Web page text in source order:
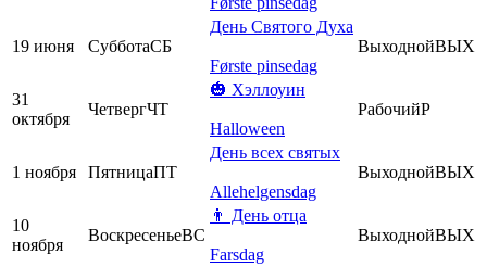
19 июня СубботаСБ
День Святого Духа
Første pinsedag
ВыходнойВЫХ
31
октября
ЧетвергЧТ
🎃 Хэллоуин
Halloween
РабочийР
1 ноября ПятницаПТ
День всех святых
Allehelgensdag
ВыходнойВЫХ
10
ноября
ВоскресеньеВС
👨 День отца
Farsdag
ВыходнойВЫХ